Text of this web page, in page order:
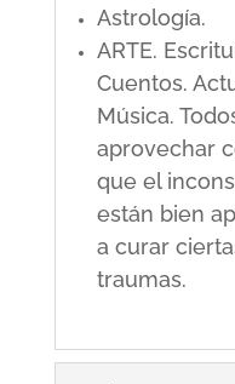
Astrología.
ARTE.
Cuentos.
Música.
aprovechar
que el
están bien
a curar
traumas.